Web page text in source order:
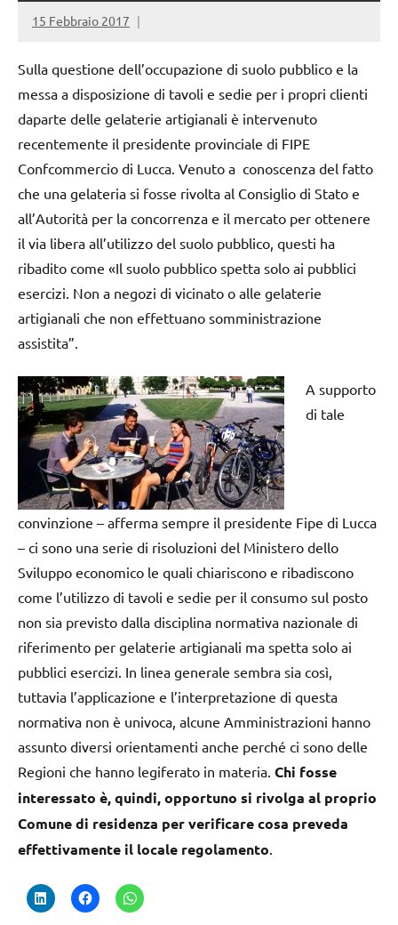
15 Febbraio 2017
Sulla questione dell’occupazione di suolo pubblico e la
messa a disposizione di tavoli e sedie per i propri clienti
daparte delle gelaterie artigianali è intervenuto
recentemente il presidente provinciale di FIPE
Confcommercio di Lucca. Venuto a conoscenza del fatto
che una gelateria si fosse rivolta al Consiglio di Stato e
all’Autorità per la concorrenza e il mercato per ottenere
il via libera all’utilizzo del suolo pubblico, questi ha
ribadito come «Il suolo pubblico spetta solo ai pubblici
esercizi. Non a negozi di vicinato o alle gelaterie
artigianali che non effettuano somministrazione
assistita”.
A supporto
di tale
convinzione – afferma sempre il presidente Fipe di Lucca
– ci sono una serie di risoluzioni del Ministero dello
Sviluppo economico le quali chiariscono e ribadiscono
come l’utilizzo di tavoli e sedie per il consumo sul posto
non sia previsto dalla disciplina normativa nazionale di
riferimento per gelaterie artigianali ma spetta solo ai
pubblici esercizi. In linea generale sembra sia così,
tuttavia l’applicazione e l’interpretazione di questa
normativa non è univoca, alcune Amministrazioni hanno
assunto diversi orientamenti anche perché ci sono delle
Regioni che hanno legiferato in materia. Chi fosse
interessato è, quindi, opportuno si rivolga al proprio
Comune di residenza per verificare cosa preveda
effettivamente il locale regolamento